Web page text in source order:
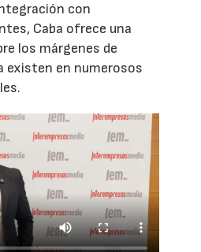
con
Caba ofrece una
los márgenes de
existen en numerosos